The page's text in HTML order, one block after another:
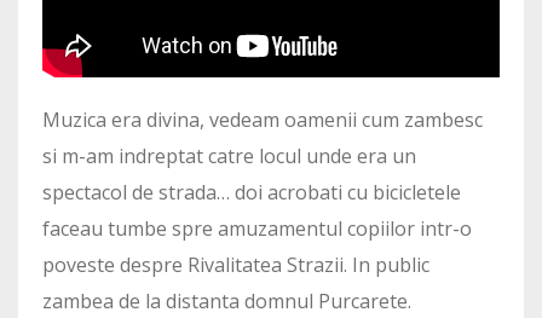
Muzica era divina, vedeam oamenii cum zambesc
si m-am indreptat catre locul unde era un
spectacol de strada… doi acrobati cu bicicletele
faceau tumbe spre amuzamentul copiilor intr-o
poveste despre Rivalitatea Strazii. In public
zambea de la distanta domnul Purcarete.